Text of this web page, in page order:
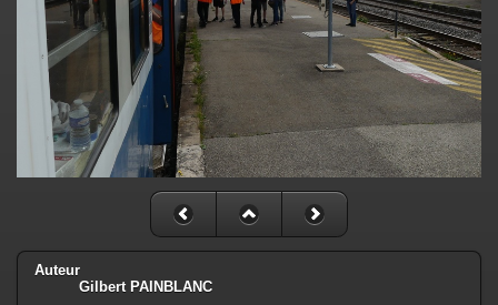
Auteur
Gilbert PAINBLANC